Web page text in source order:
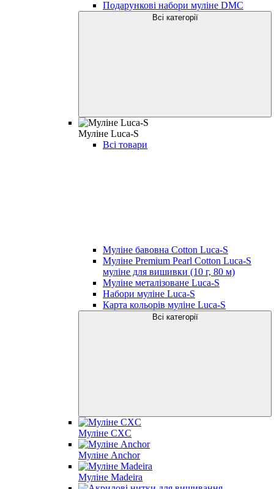
Подарункові набори муліне DMC
Всі категорії
Муліне Luca-S
Всі товари
Муліне бавовна Cotton Luca-S
Муліне Premium Pearl Cotton Luca-S
муліне для вишивки (10 г, 80 м)
Муліне металізоване Luca-S
Набори муліне Luca-S
Карта кольорів муліне Luca-S
Всі категорії
Муліне CXC
Муліне Anchor
Муліне Madeira